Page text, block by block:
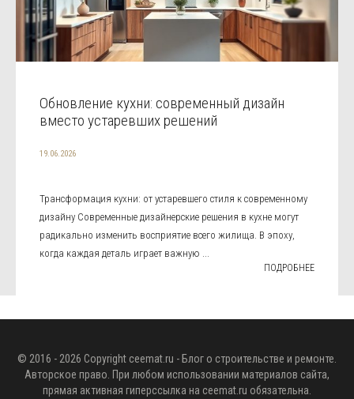
Обновление кухни: современный дизайн
вместо устаревших решений
19.06.2026
Трансформация кухни: от устаревшего стиля к современному
дизайну Современные дизайнерские решения в кухне могут
радикально изменить восприятие всего жилища. В эпоху,
когда каждая деталь играет важную ...
ПОДРОБНЕЕ
© 2016 - 2026 Copyright ceemat.ru - Блог о строительстве и ремонте.
Авторское право. При любом использовании материалов сайта,
прямая активная гиперссылка на ceemat.ru обязательна.